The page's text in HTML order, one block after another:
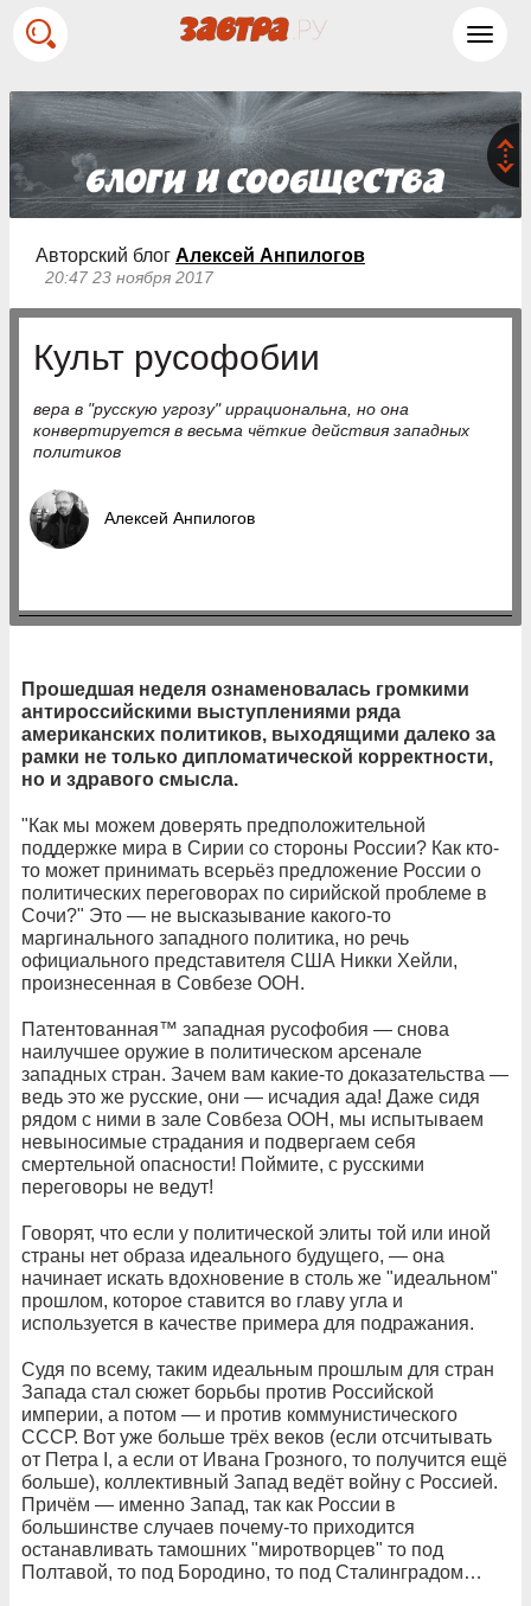
Авторский блог Алексей Анпилогов
20:47 23 ноября 2017
Культ русофобии
вера в "русскую угрозу" иррациональна, но она
конвертируется в весьма чёткие действия западных
политиков
Алексей Анпилогов
Прошедшая неделя ознаменовалась громкими
антироссийскими выступлениями ряда
американских политиков, выходящими далеко за
рамки не только дипломатической корректности,
но и здравого смысла.
"Как мы можем доверять предположительной
поддержке мира в Сирии со стороны России? Как кто-
то может принимать всерьёз предложение России о
политических переговорах по сирийской проблеме в
Сочи?" Это — не высказывание какого-то
маргинального западного политика, но речь
официального представителя США Никки Хейли,
произнесенная в Совбезе ООН.
Патентованная™ западная русофобия — снова
наилучшее оружие в политическом арсенале
западных стран. Зачем вам какие-то доказательства —
ведь это же русские, они — исчадия ада! Даже сидя
рядом с ними в зале Совбеза ООН, мы испытываем
невыносимые страдания и подвергаем себя
смертельной опасности! Поймите, с русскими
переговоры не ведут!
Говорят, что если у политической элиты той или иной
страны нет образа идеального будущего, — она
начинает искать вдохновение в столь же "идеальном"
прошлом, которое ставится во главу угла и
используется в качестве примера для подражания.
Судя по всему, таким идеальным прошлым для стран
Запада стал сюжет борьбы против Российской
империи, а потом — и против коммунистического
СССР. Вот уже больше трёх веков (если отсчитывать
от Петра I, а если от Ивана Грозного, то получится ещё
больше), коллективный Запад ведёт войну с Россией.
Причём — именно Запад, так как России в
большинстве случаев почему-то приходится
останавливать тамошних "миротворцев" то под
Полтавой, то под Бородино, то под Сталинградом…